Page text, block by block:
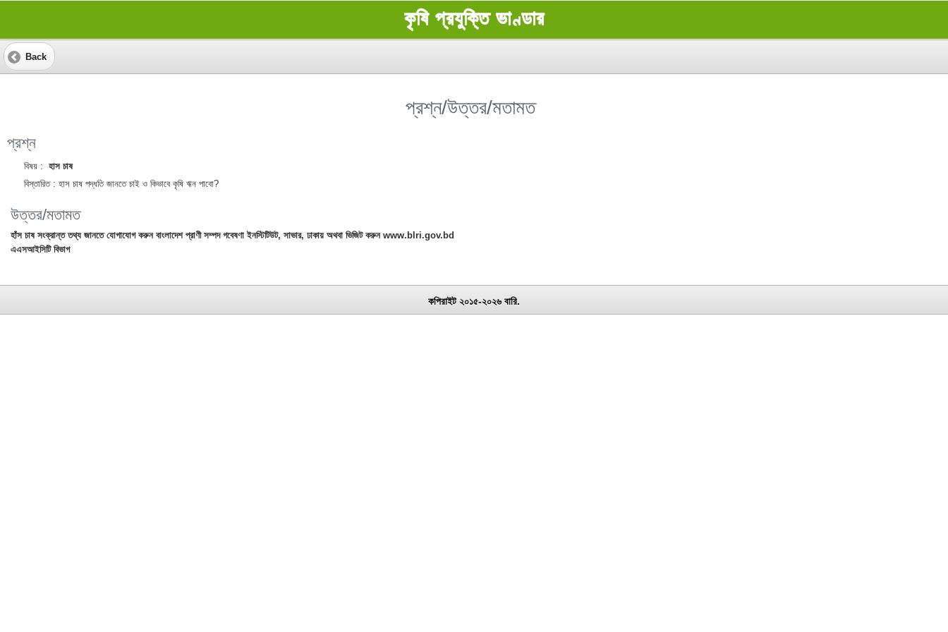
কৃষি প্রযুক্তি ভাণ্ডার
Back
প্রশ্ন/উত্তর/মতামত
প্রশ্ন
বিষয় : হাস চাষ
বিস্তারিত : হাস চাষ পদ্ধতি জানতে চাই ও কিভাবে কৃষি ঋন পাবো?
উত্তর/মতামত
হাঁস চাষ সংক্রান্ত তথ্য জানতে যোগাযোগ করুন বাংলাদেশ প্রাণী সম্পদ গবেষণা ইনস্টিটিউট, সাভার, ঢাকায় অথবা ভিজিট করুন www.blri.gov.bd
এএসআইসিটি বিভাগ
কপিরাইট ২০১৫-২০২৬ বারি.